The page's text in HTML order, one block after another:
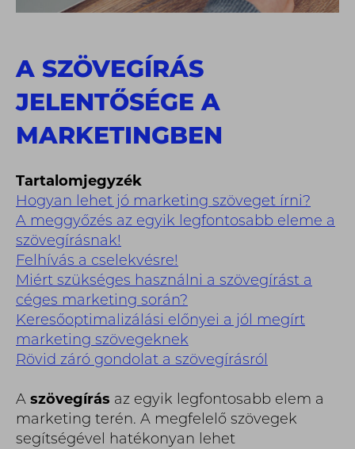
A SZÖVEGÍRÁS
JELENTŐSÉGE A
MARKETINGBEN
Tartalomjegyzék
Hogyan lehet jó marketing szöveget írni?
A meggyőzés az egyik legfontosabb eleme a
szövegírásnak!
Felhívás a cselekvésre!
Miért szükséges használni a szövegírást a
céges marketing során?
Keresőoptimalizálási előnyei a jól megírt
marketing szövegeknek
Rövid záró gondolat a szövegírásról
A szövegírás az egyik legfontosabb elem a
marketing terén. A megfelelő szövegek
segítségével hatékonyan lehet